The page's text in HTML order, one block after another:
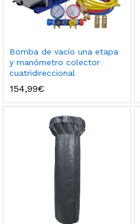
Bomba de vacío una etapa
y manómetro colector
cuatridireccional
154,99€